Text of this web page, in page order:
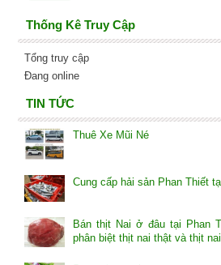
Thống Kê Truy Cập
Tổng truy cập
Đang online
TIN TỨC
Thuê Xe Mũi Né
Cung cấp hải sản Phan Thiết
Bán thịt Nai ở đâu tại Phan
phân biệt thịt nai thật và thịt